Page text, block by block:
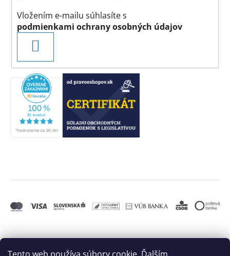
Vložením e-mailu súhlasíte s
podmienkami ochrany osobných údajov
SA